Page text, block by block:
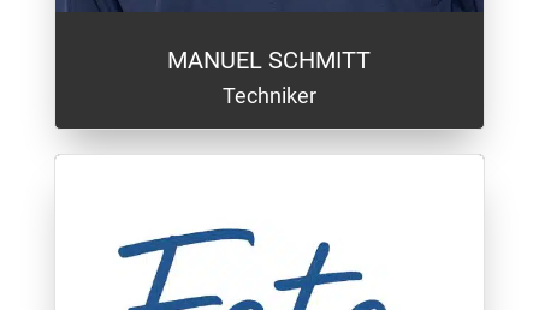
MANUEL SCHMITT
Techniker